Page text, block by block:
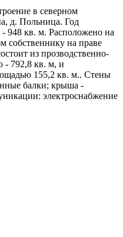
в северном
д. Польница. Год
948 кв. м. Расположено на
собственнику на праве
из прозводственно-
- 792,8 кв. м, и
155,2 кв. м.. Стены
балки; крыша -
электроснабжение